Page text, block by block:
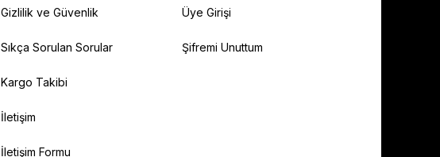
Gizlilik ve Güvenlik
Sıkça Sorulan Sorular
Kargo Takibi
İletişim
İletişim Formu
Üye Girişi
Şifremi Unuttum